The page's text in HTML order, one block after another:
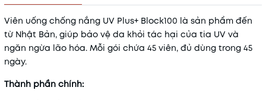
Viên uống chống nắng UV Plus+ Block100 là sản phẩm đến
từ Nhật Bản, giúp bảo vệ da khỏi tác hại của tia UV và
ngăn ngừa lão hóa. Mỗi gói chứa 45 viên, đủ dùng trong 45
ngày.
Thành phần chính: